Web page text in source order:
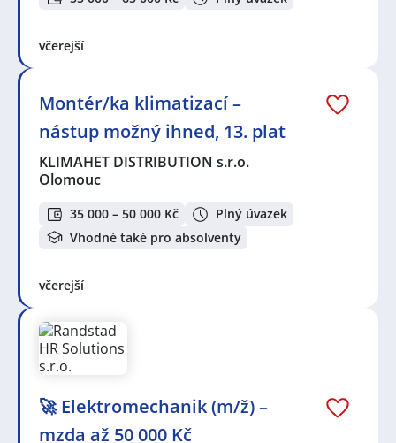
včerejší
Montér/ka klimatizací –
nástup možný ihned, 13. plat
KLIMAHET DISTRIBUTION s.r.o.
Olomouc
35 000 – 50 000 Kč
Plný úvazek
Vhodné také pro absolventy
včerejší
🚀 Elektromechanik (m/ž) –
mzda až 50 000 Kč